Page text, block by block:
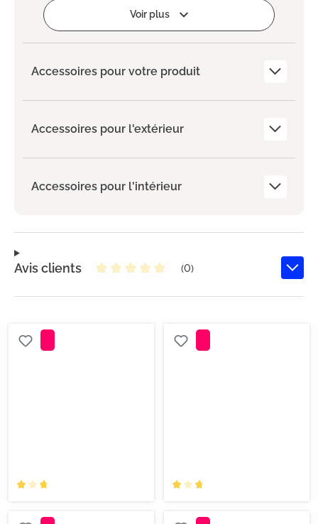
Voir plus
Accessoires pour votre produit
Accessoires pour l'extérieur
Accessoires pour l'intérieur
Avis clients
(0)